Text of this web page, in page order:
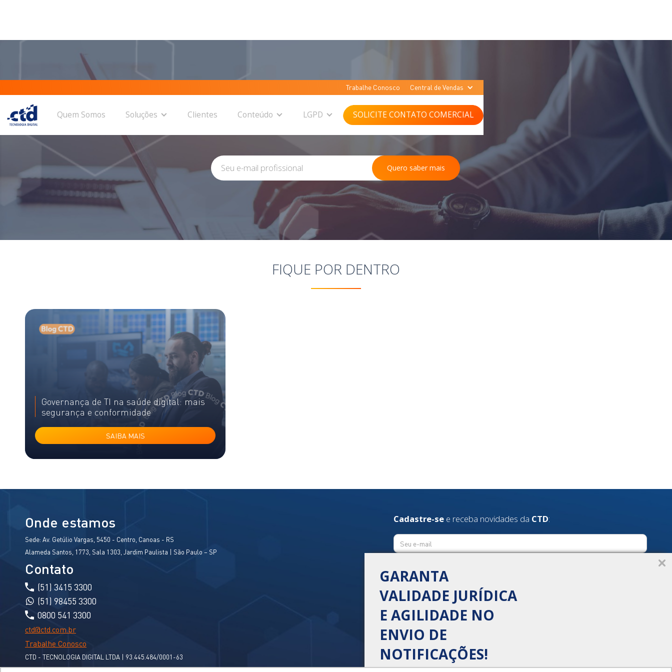
GARANTA
VALIDADE JURÍDICA
E AGILIDADE NO
ENVIO DE
NOTIFICAÇÕES!
Trabalhe Conosco Central de Vendas
Quem Somos Soluções Clientes Conteúdo LGPD SOLICITE CONTATO COMERCIAL
BLOG DA CTD
FIQUE POR DENTRO
SAIBA MAIS
Governança de TI na saúde digital: mais
segurança e conformidade
Onde estamos
Sede: Av. Getúlio Vargas, 5450 - Centro, Canoas - RS
Alameda Santos, 1773, Sala 1303, Jardim Paulista | São Paulo – SP
Contato
(51) 3415 3300
(51) 98455 3300
0800 541 3300
ctd@ctd.com.br
Trabalhe Conosco
CTD - TECNOLOGIA DIGITAL LTDA | 93.445.484/0001-63
Cadastre-se e receba novidades da CTD: